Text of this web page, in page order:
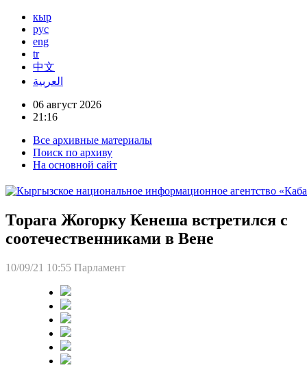
кыр
рус
eng
tr
中文
العربية
06 август 2026
21:16
Все архивные материалы
Поиск по архиву
На основной сайт
Торага Жогорку Кенеша встретился с
соотечественниками в Вене
10/09/21 10:55 Парламент